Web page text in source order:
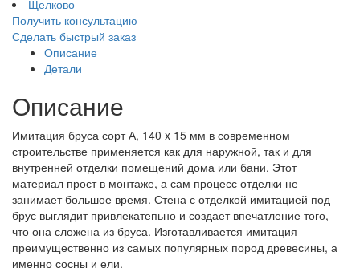
Щелково
Получить консультацию
Сделать быстрый заказ
Описание
Детали
Описание
Имитация бруса сорт А, 140 x 15 мм в современном
строительстве применяется как для наружной, так и для
внутренней отделки помещений дома или бани. Этот
материал прост в монтаже, а сам процесс отделки не
занимает большое время. Стена с отделкой имитацией под
брус выглядит привлекатепьно и создает впечатление того,
что она сложена из бруса. Изготавливается имитация
преимущественно из самых популярных пород древесины, а
именно сосны и ели.